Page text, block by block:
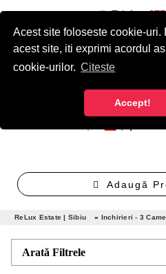
Acest site foloseste cookie-uri.
acest site, iti exprimi acordul
cookie-urilor. Citeste
Accept!
Telefon:
Autentificare
Adaugă
ReLux Estate | Sibiu » Inchirieri - 3
Arată Filtrele